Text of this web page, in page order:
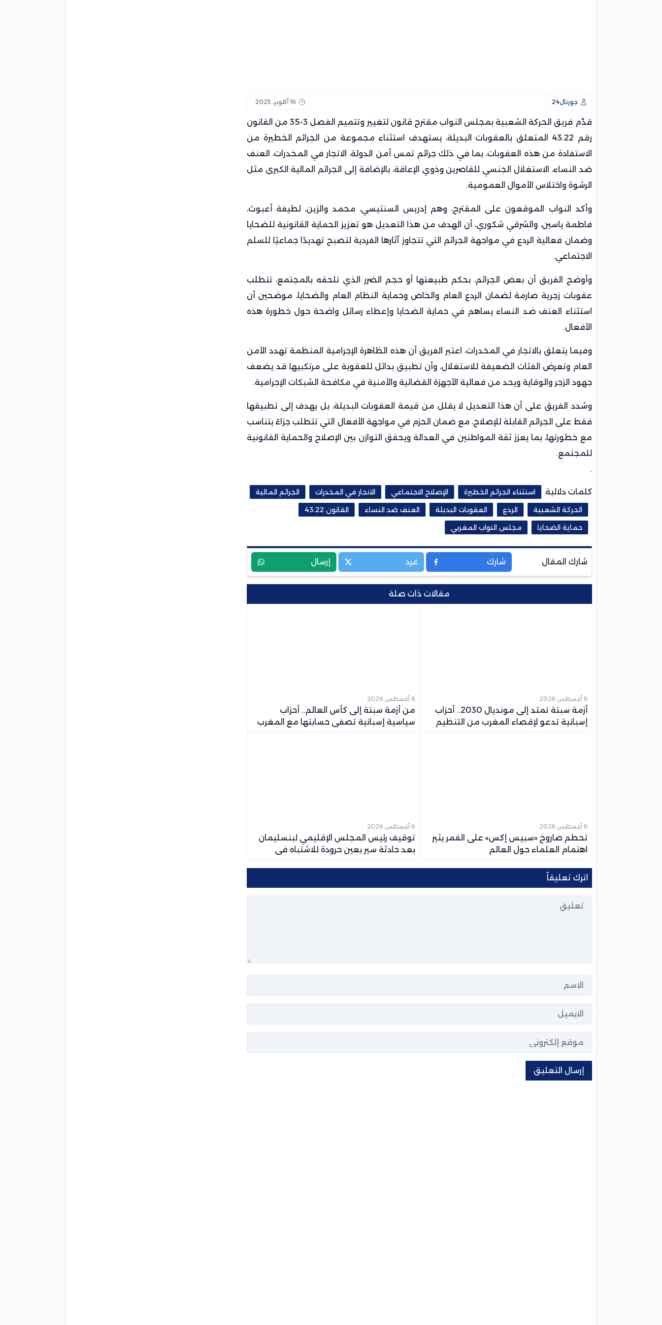
جورنال24 16 أكتوبر، 2025
قدّم فريق الحركة الشعبية بمجلس النواب مقترح قانون لتغيير وتتميم الفصل 3-35 من القانون
رقم 43.22 المتعلق بالعقوبات البديلة، يستهدف استثناء مجموعة من الجرائم الخطيرة من
الاستفادة من هذه العقوبات، بما في ذلك جرائم تمس أمن الدولة، الاتجار في المخدرات، العنف
ضد النساء، الاستغلال الجنسي للقاصرين وذوي الإعاقة، بالإضافة إلى الجرائم المالية الكبرى مثل
الرشوة واختلاس الأموال العمومية.
وأكد النواب الموقعون على المقترح، وهم إدريس السنتيسي، محمد والزين، لطيفة أعبوث،
فاطمة ياسين، والشرقي شكوري، أن الهدف من هذا التعديل هو تعزيز الحماية القانونية للضحايا
وضمان فعالية الردع في مواجهة الجرائم التي تتجاوز آثارها الفردية لتصبح تهديدًا جماعيًا للسلم
الاجتماعي.
وأوضح الفريق أن بعض الجرائم، بحكم طبيعتها أو حجم الضرر الذي تلحقه بالمجتمع، تتطلب
عقوبات زجرية صارمة لضمان الردع العام والخاص وحماية النظام العام والضحايا، موضحين أن
استثناء العنف ضد النساء يساهم في حماية الضحايا وإعطاء رسائل واضحة حول خطورة هذه
الأفعال.
وفيما يتعلق بالاتجار في المخدرات، اعتبر الفريق أن هذه الظاهرة الإجرامية المنظمة تهدد الأمن
العام وتعرض الفئات الضعيفة للاستغلال، وأن تطبيق بدائل للعقوبة على مرتكبيها قد يضعف
جهود الزجر والوقاية ويحد من فعالية الأجهزة القضائية والأمنية في مكافحة الشبكات الإجرامية.
وشدد الفريق على أن هذا التعديل لا يقلل من قيمة العقوبات البديلة، بل يهدف إلى تطبيقها
فقط على الجرائم القابلة للإصلاح، مع ضمان الحزم في مواجهة الأفعال التي تتطلب جزاءً يتناسب
مع خطورتها، بما يعزز ثقة المواطنين في العدالة ويحقق التوازن بين الإصلاح والحماية القانونية
للمجتمع.
.
كلمات دلالية استثناء الجرائم الخطيرة الإصلاح الاجتماعي الاتجار في المخدرات
الجرائم المالية
الحركة الشعبية
الردع العقوبات البديلة العنف ضد النساء
القانون 43.22
حماية الضحايا
مجلس النواب المغربي
شارك المقال شارك غرد إرسال
مقالات ذات صلة
6 أغسطس 2026
أزمة سبتة تمتد إلى مونديال 2030.. أحزاب
إسبانية تدعو لإقصاء المغرب من التنظيم
6 أغسطس 2026
من أزمة سبتة إلى كأس العالم.. أحزاب
سياسية إسبانية تصفي حسابتها مع المغرب
6 أغسطس 2026
تحطم صاروخ «سبيس إكس» على القمر يثير
اهتمام العلماء حول العالم
6 أغسطس 2026
توقيف رئيس المجلس الإقليمي لبنسليمان
بعد حادثة سير بعين حرودة للاشتباه في
اترك تعليقاً